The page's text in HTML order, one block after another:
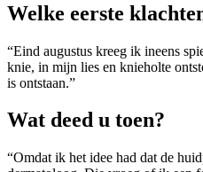
Welke eerste
“Eind augustus kreeg ik ineens
knie, in mijn lies en knieholte
is ontstaan.”
Wat deed u toen?
“Omdat ik het idee had dat de